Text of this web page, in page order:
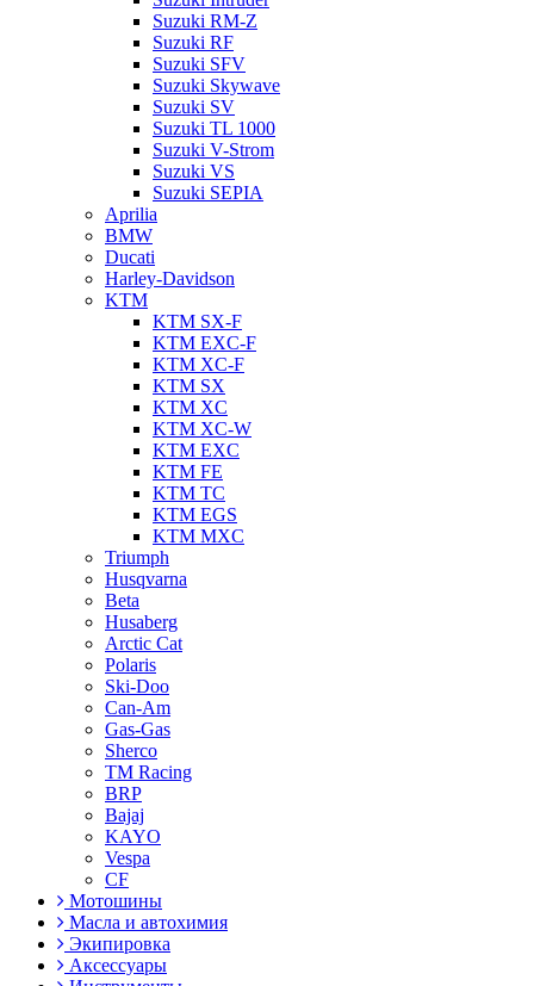
Suzuki RM-Z
Suzuki RF
Suzuki SFV
Suzuki Skywave
Suzuki SV
Suzuki TL 1000
Suzuki V-Strom
Suzuki VS
Suzuki SEPIA
Aprilia
BMW
Ducati
Harley-Davidson
KTM
KTM SX-F
KTM EXC-F
KTM XC-F
KTM SX
KTM XC
KTM XC-W
KTM EXC
KTM FE
KTM TC
KTM EGS
KTM MXC
Triumph
Husqvarna
Beta
Husaberg
Arctic Cat
Polaris
Ski-Doo
Can-Am
Gas-Gas
Sherco
TM Racing
BRP
Bajaj
KAYO
Vespa
CF
Мотошины
Масла и автохимия
Экипировка
Аксессуары